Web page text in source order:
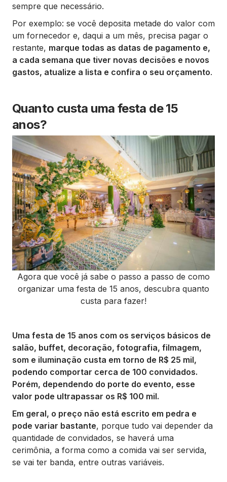
sempre que necessário.
Por exemplo: se você deposita metade do valor com
um fornecedor e, daqui a um mês, precisa pagar o
restante, marque todas as datas de pagamento e,
a cada semana que tiver novas decisões e novos
gastos, atualize a lista e confira o seu orçamento.
Quanto custa uma festa de 15
anos?
Agora que você já sabe o passo a passo de como
organizar uma festa de 15 anos, descubra quanto
custa para fazer!
Uma festa de 15 anos com os serviços básicos de
salão, buffet, decoração, fotografia, filmagem,
som e iluminação custa em torno de R$ 25 mil,
podendo comportar cerca de 100 convidados.
Porém, dependendo do porte do evento, esse
valor pode ultrapassar os R$ 100 mil.
Em geral, o preço não está escrito em pedra e
pode variar bastante, porque tudo vai depender da
quantidade de convidados, se haverá uma
cerimônia, a forma como a comida vai ser servida,
se vai ter banda, entre outras variáveis.